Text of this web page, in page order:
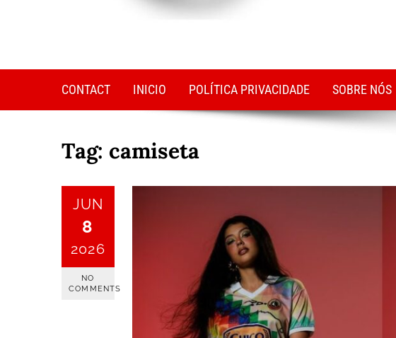
CONTACT INICIO POLÍTICA PRIVACIDADE SOBRE NÓS
Tag: camiseta
JUN
8
2026
NO
COMMENTS